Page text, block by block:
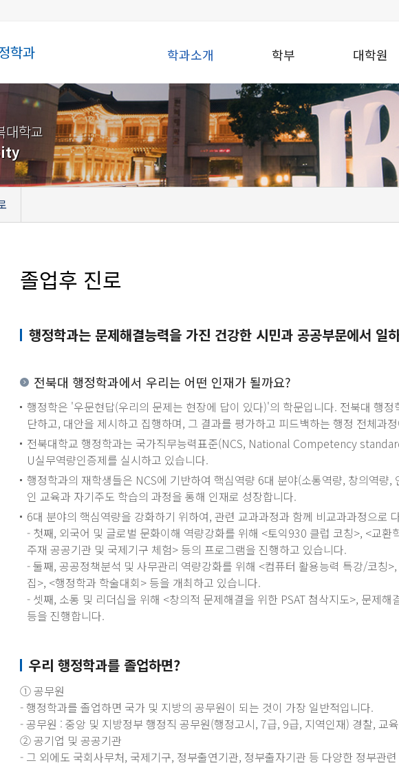
학과 학과소개 학부 대학원
대학교
졸업후 진로
행정학과는 문제해결능력을 가진 건강한 시민과 공공부문에서 일
전북대 행정학과에서 우리는 어떤 인재가 될까요?
행정학은 '우문현답(우리의 문제는 현장에 답이 있다)'의 학문입니다. 전북대 행
단하고, 대안을 제시하고 집행하며, 그 결과를 평가하고 피드백하는 행정 전체과
전북대학교 행정학과는 국가직무능력표준(NCS, National Competency
U실무역량인증제를 실시하고 있습니다.
행정학과의 재학생들은 NCS에 기반하여 핵심역량 6대 분야(소통역량, 창의역량
인 교육과 자기주도 학습의 과정을 통해 인재로 성장합니다.
6대 분야의 핵심역량을 강화하기 위하여, 관련 교과과정과 함께 비교과과정으로
- 첫째, 외국어 및 글로벌 문화이해 역량강화를 위해 <토익930 클럽 코칭>, <교
주재 공공기관 및 국제기구 체험> 등의 프로그램을 진행하고 있습니다.
- 둘째, 공공정책분석 및 사무관리 역량강화를 위해 <컴퓨터 활용능력 특강/코칭
집>, <행정학과 학술대회> 등을 개최하고 있습니다.
- 셋째, 소통 및 리더십을 위해 <창의적 문제해결을 위한 PSAT 첨삭지도>, 문제
등을 진행합니다.
우리 행정학과를 졸업하면?
① 공무원
- 행정학과를 졸업하면 국가 및 지방의 공무원이 되는 것이 가장 일반적입니다.
- 공무원 : 중앙 및 지방정부 행정직 공무원(행정고시, 7급, 9급, 지역인재) 경찰, 교
② 공기업 및 공공기관
- 그 외에도 국회사무처, 국제기구, 정부출연기관, 정부출자기관 등 다양한 정부관